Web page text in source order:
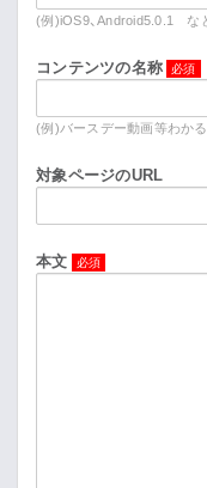
(例)iOS9、Android5.0.1 な
コンテンツの名称
(例)バースデー動画等わか
対象ページのURL
本文